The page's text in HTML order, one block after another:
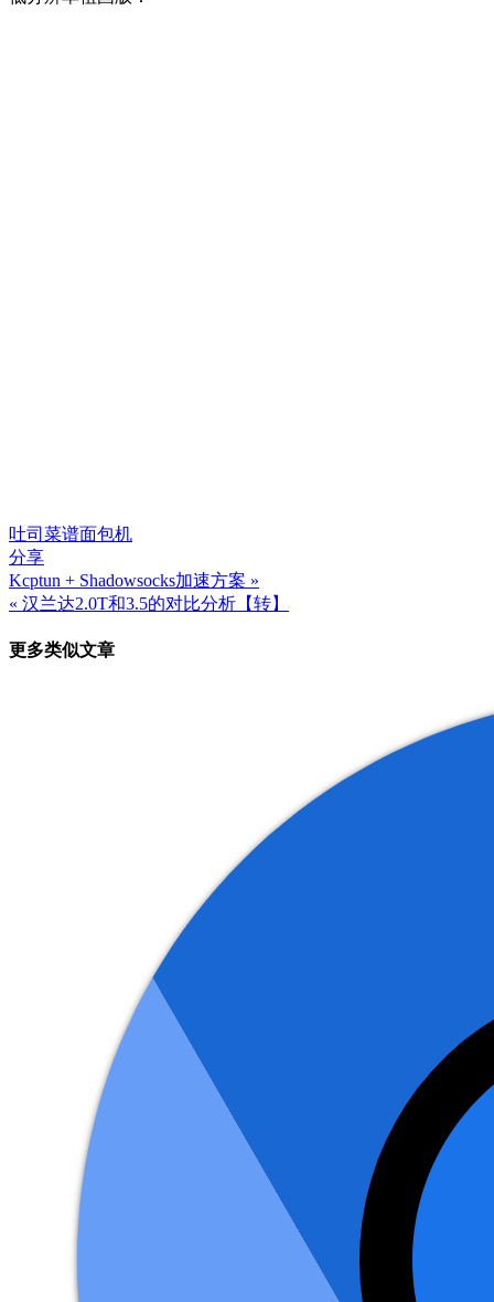
吐司 菜谱面包机
分享
文
章
导
Kcptun + Shadowsocks加速方案 »
« 汉兰达2.0T和3.5的对比分析【转】
更多类似文章